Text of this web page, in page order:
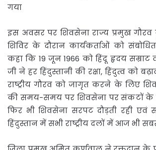
गया
इस अवसर पर शिवसेना राज्य प्रमुख गौरव
शिविर के दौरान कार्यकर्ताओं को
कहा कि 19 जून 1966 को हिंदू हृदय सम्राट
जी ने हर हिंदुस्तानी की रक्षा, हिंदुत्व को
राष्ट्रीय गौरव को जागृत करने के लिए
की समय-समय पर शिवसेना पर संकटों के
फिर भी शिवसेना सरपट दौड़ती रही एवं
हिंदुस्तान में सभी राष्ट्रीय दलों में आज भी